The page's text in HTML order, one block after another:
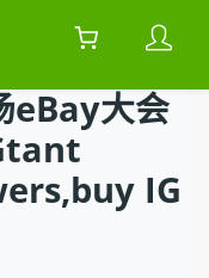
eBay大会
IG